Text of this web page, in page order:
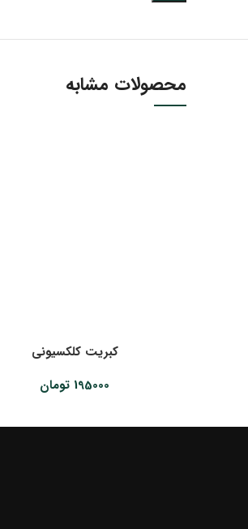
محصولات مشابه
کبریت کلکسیونی
195000 تومان